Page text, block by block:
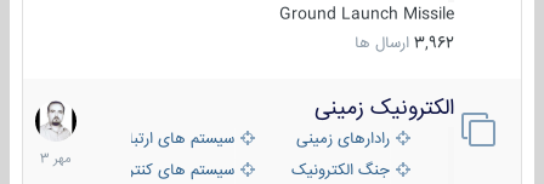
Ground Launch Missile
3,962 ارسال ها
الکترونیک زمینی
رادارهای زمینی
سیستم های ارتباطی و جمع آوری
جنگ الکترونیک
سیستم های کنترل آتش و تجهیزات
1
مهر
1403